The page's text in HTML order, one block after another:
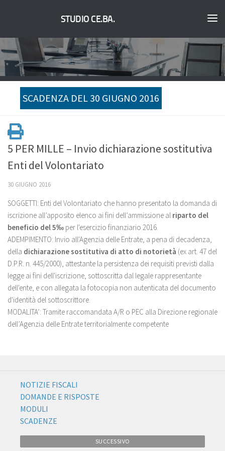
STUDIO CE.BA.
SCADENZA DEL 30 GIUGNO 2016
5 PER MILLE – Invio dichiarazione sostitutiva
Enti del Volontariato
30 GIUGNO 2016
SOGGETTI: Enti del Volontariato che hanno presentato la domanda di
iscrizione all’apposito elenco ai fini dell’ammissione al riparto del
beneficio del 5‰ per l'esercizio finanziario 2016.
ADEMPIMENTO: Invio all'Agenzia delle Entrate, a pena di decadenza,
della dichiarazione sostitutiva di atto di notorietà (ex art. 47 del
D.P.R. n. 445/2000), attestante la persistenza dei requisiti previsti dalla
legge ai fini dell'iscrizione, sottoscritta dal legale rappresentante
dell'ente, e con allegata la fotocopia non autenticata del documento
d'identità del sottoscrittore.
MODALITA’: Tramite raccomandata A/R o PEC alla Direzione regionale
dell’Agenzia delle Entrate territorialmente competente
NOTIZIE FISCALI
DOMANDE E RISPOSTE
MODULI
SCADENZE
SUCCESSIVO